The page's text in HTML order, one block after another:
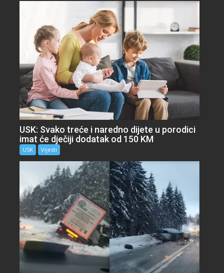
USK: Svako treće i naredno dijete u porodici
imat će dječiji dodatak od 150 KM
USK Vijesti